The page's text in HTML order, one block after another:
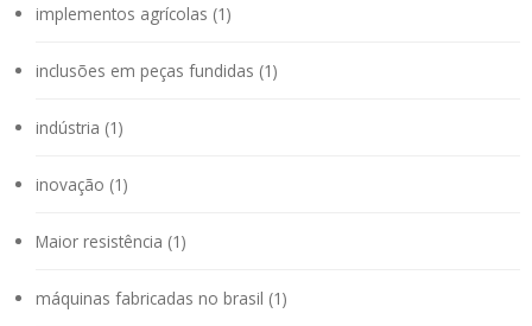
implementos agrícolas (1)
inclusões em peças fundidas (1)
indústria (1)
inovação (1)
Maior resistência (1)
máquinas fabricadas no brasil (1)